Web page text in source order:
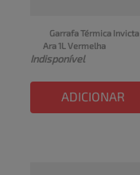
Garrafa Térmica Invicta
Ara 1L Vermelha
Indisponível
ADICIONAR